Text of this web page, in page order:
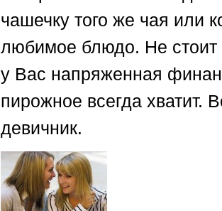
чашечку того же чая или
любимое блюдо. Не стоит
у Вас напряженная
пирожное всегда хватит.
девичник.